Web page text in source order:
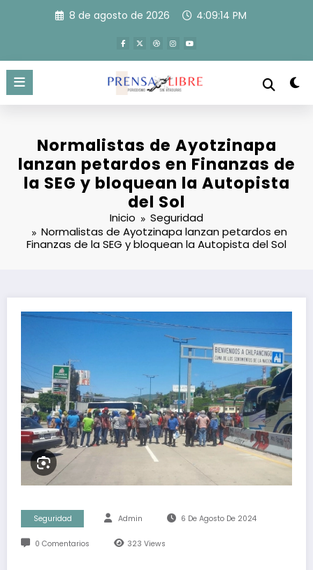
8 de agosto de 2026 4:09:15 PM
Normalistas de Ayotzinapa
lanzan petardos en Finanzas de
la SEG y bloquean la Autopista
del Sol
Inicio
Seguridad
Normalistas de Ayotzinapa lanzan petardos en
Finanzas de la SEG y bloquean la Autopista del Sol
Seguridad Admin 6 De Agosto De 2024
0 Comentarios 323 Views